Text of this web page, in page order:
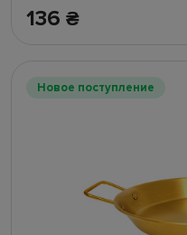
136 ₴
Новое поступление